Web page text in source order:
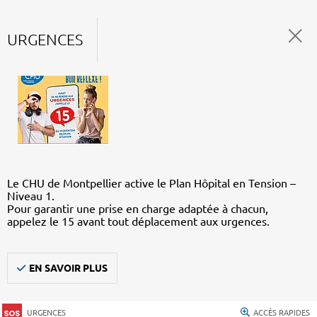
URGENCES
Le CHU de Montpellier active le Plan Hôpital en Tension –
Niveau 1.
Pour garantir une prise en charge adaptée à chacun,
appelez le 15 avant tout déplacement aux urgences.
EN SAVOIR PLUS
URGENCES ACCÈS RAPIDES